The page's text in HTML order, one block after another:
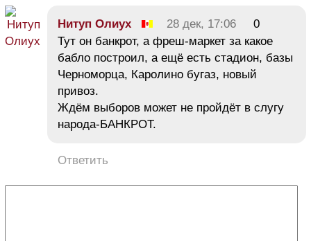
Нитуп Олиух 28 дек, 17:06
0
Тут он банкрот, а фреш-маркет за какое
бабло построил, а ещё есть стадион, базы
Черноморца, Каролино бугаз, новый
привоз.
Ждём выборов может не пройдёт в слугу
народа-БАНКРОТ.
Ответить